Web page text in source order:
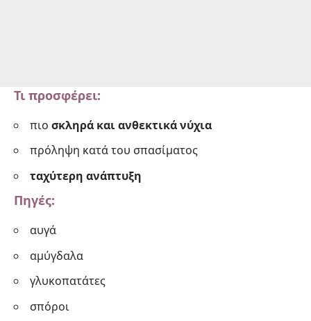
Τι προσφέρει:
πιο σκληρά και ανθεκτικά νύχια
πρόληψη κατά του σπασίματος
ταχύτερη ανάπτυξη
Πηγές:
αυγά
αμύγδαλα
γλυκοπατάτες
σπόροι